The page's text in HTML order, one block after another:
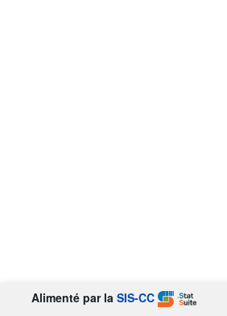
Alimenté par la SIS-CC